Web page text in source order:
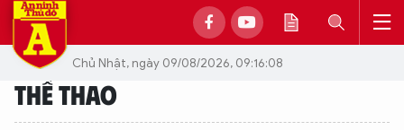
Chủ Nhật, ngày 09/08/2026, 09:16:08
THỂ THAO